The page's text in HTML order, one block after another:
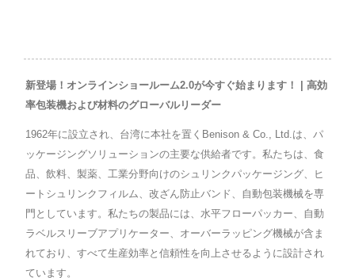
新登場！オンラインショールーム2.0が今すぐ始まります！ | 高効
率包装機および材料のグローバルリーダー
1962年に設立され、台湾に本社を置くBenison & Co., Ltd.は、パ
ッケージングソリューションの主要な供給者です。私たちは、食
品、飲料、製薬、工業分野向けのシュリンクパッケージング、ヒ
ートシュリンクフィルム、改ざん防止バンド、自動包装機械を専
門としています。私たちの製品には、水平フローパッカー、自動
ラベルスリーブアプリケーター、オーバーラッピング機械が含ま
れており、すべて生産効率と信頼性を向上させるように設計され
ています。